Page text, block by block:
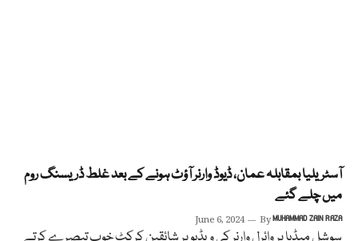
آسٹریلیا بمقابلہ عمان، ڈیوڈ وارنر آؤٹ ہونے کے بعد غلط ڈریسنگ روم
میں چلے گئے
June 6, 2024 ByMUHAMMAD ZAIN RAZA
سوشل میڈیا پر وائرل وارنر کی ویڈیو پر شائقینِ کرکٹ خوب تبصرے کرتے